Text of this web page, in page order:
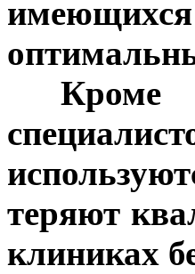
Кроме
теряют
клиниках